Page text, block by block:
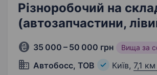
Різноробочий на
(автозапчастини,
35 000 – 50 000 грн Вища за
Автобосс, ТОВ Київ, 7,1